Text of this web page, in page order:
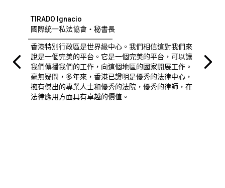
TIRADO Ignacio
國際統一私法協會・秘書長
香港特別行政區是世界級中心。我們相信這對我們來
說是一個完美的平台。它是一個完美的平台，可以讓
我們傳播我們的工作，向這個地區的國家開展工作。
毫無疑問，多年來，香港已證明是優秀的法律中心，
擁有傑出的專業人士和優秀的法院，優秀的律師，在
法律應用方面具有卓越的價值。